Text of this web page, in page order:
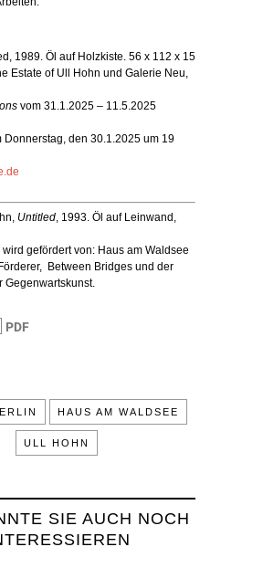
1989. Öl auf Holzkiste. 56 x 112 x 15
Estate of Ull Hohn und Galerie Neu,
vom 31.1.2025 – 11.5.2025
Donnerstag, den 30.1.2025 um 19
Untitled, 1993. Öl auf Leinwand,
gefördert von: Haus am Waldsee
Between Bridges und der
Gegenwartskunst.
HAUS AM WALDSEE
ULL HOHN
SIE AUCH NOCH